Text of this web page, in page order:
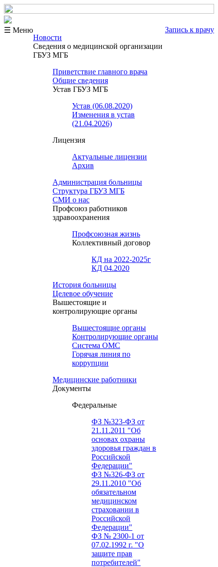
☰ Меню
Запись к врачу
Новости
Сведения о медицинской организации
ГБУЗ МГБ
Приветствие главного врача
Общие сведения
Устав ГБУЗ МГБ
Устав (06.08.2020)
Изменения в устав
(21.04.2026)
Лицензия
Актуальные лицензии
Архив
Администрация больницы
Структура ГБУЗ МГБ
СМИ о нас
Профсоюз работников
здравоохранения
Профсоюзная жизнь
Коллективный договор
КД на 2022-2025г
КД 04.2020
История больницы
Целевое обучение
Вышестоящие и
контролирующие органы
Вышестоящие органы
Контролирующие органы
Система ОМС
Горячая линия по
коррупции
Медицинские работники
Документы
Федеральные
ФЗ №323-ФЗ от
21.11.2011 "Об
основах охраны
здоровья граждан в
Российской
Федерации"
ФЗ №326-ФЗ от
29.11.2010 "Об
обязательном
медицинском
страховании в
Российской
Федерации"
ФЗ № 2300-1 от
07.02.1992 г. "О
защите прав
потребителей"